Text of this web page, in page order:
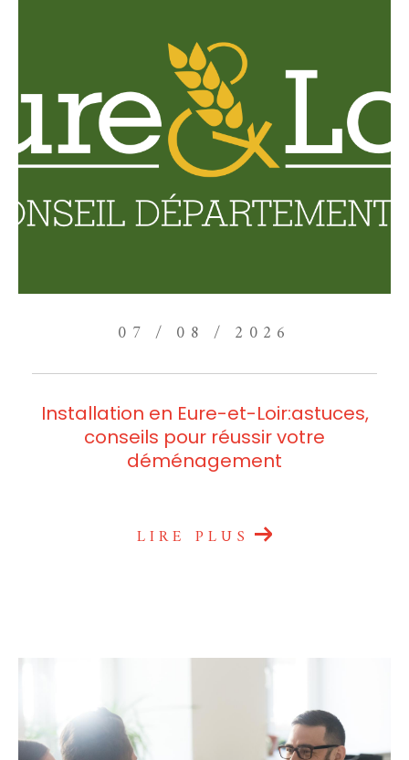
07 / 08 / 2026
Installation en Eure-et-Loir:astuces,
conseils pour réussir votre
déménagement
LIRE PLUS